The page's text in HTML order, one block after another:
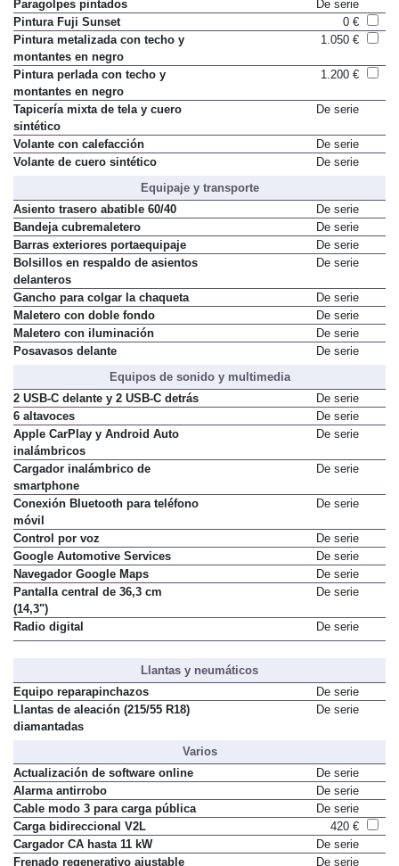
Paragolpes pintados
De serie
Pintura Fuji Sunset
0 €
Pintura metalizada con techo y
montantes en negro
1.050 €
Pintura perlada con techo y
montantes en negro
1.200 €
Tapicería mixta de tela y cuero
sintético
De serie
Volante con calefacción
De serie
Volante de cuero sintético
De serie
Equipaje y transporte
Asiento trasero abatible 60/40
De serie
Bandeja cubremaletero
De serie
Barras exteriores portaequipaje
De serie
Bolsillos en respaldo de asientos
delanteros
De serie
Gancho para colgar la chaqueta
De serie
Maletero con doble fondo
De serie
Maletero con iluminación
De serie
Posavasos delante
De serie
Equipos de sonido y multimedia
2 USB-C delante y 2 USB-C detrás
De serie
6 altavoces
De serie
Apple CarPlay y Android Auto
inalámbricos
De serie
Cargador inalámbrico de
smartphone
De serie
Conexión Bluetooth para teléfono
móvil
De serie
Control por voz
De serie
Google Automotive Services
De serie
Navegador Google Maps
De serie
Pantalla central de 36,3 cm
(14,3")
De serie
Radio digital De serie
Llantas y neumáticos
Equipo reparapinchazos
De serie
Llantas de aleación (215/55 R18)
diamantadas
De serie
Varios
Actualización de software online
De serie
Alarma antirrobo
De serie
Cable modo 3 para carga pública
De serie
Carga bidireccional V2L
420 €
Cargador CA hasta 11 kW
De serie
Frenado regenerativo ajustable
De serie